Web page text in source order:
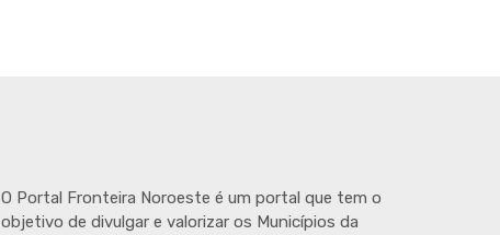
O Portal Fronteira Noroeste é um portal que tem o
objetivo de divulgar e valorizar os Municípios da